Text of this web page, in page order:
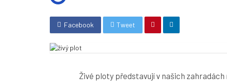
Facebook Tweet
Živé ploty představují v našich